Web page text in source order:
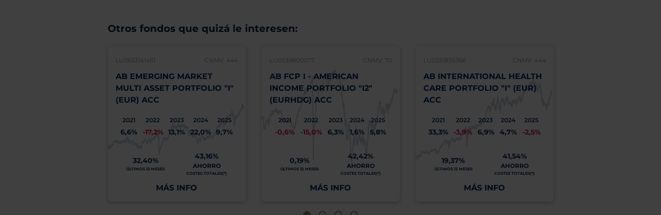
Otros fondos que quizá le interesen:
LU0633141451 CNMV: 444
AB EMERGING MARKET
MULTI ASSET PORTFOLIO "I"
(EUR) ACC
2021
6,6%
2022
-17,2%
2023
13,1%
2024
22,0%
2025
9,7%
32,40%
ÚLTIMOS 12 MESES
43,16%
AHORRO
COSTES TOTALES(*)
MÁS INFO
LU0539800077 CNMV: 70
AB FCP I - AMERICAN
INCOME PORTFOLIO "I2"
(EURHDG) ACC
2021
-0,6%
2022
-15,0%
2023
6,3%
2024
1,6%
2025
5,8%
0,19%
ÚLTIMOS 12 MESES
42,42%
AHORRO
COSTES TOTALES(*)
MÁS INFO
LU0251855366 CNMV: 444
AB INTERNATIONAL HEALTH
CARE PORTFOLIO "I" (EUR)
ACC
2021
33,3%
2022
-3,9%
2023
6,9%
2024
4,7%
2025
-2,5%
19,37%
ÚLTIMOS 12 MESES
41,54%
AHORRO
COSTES TOTALES(*)
MÁS INFO